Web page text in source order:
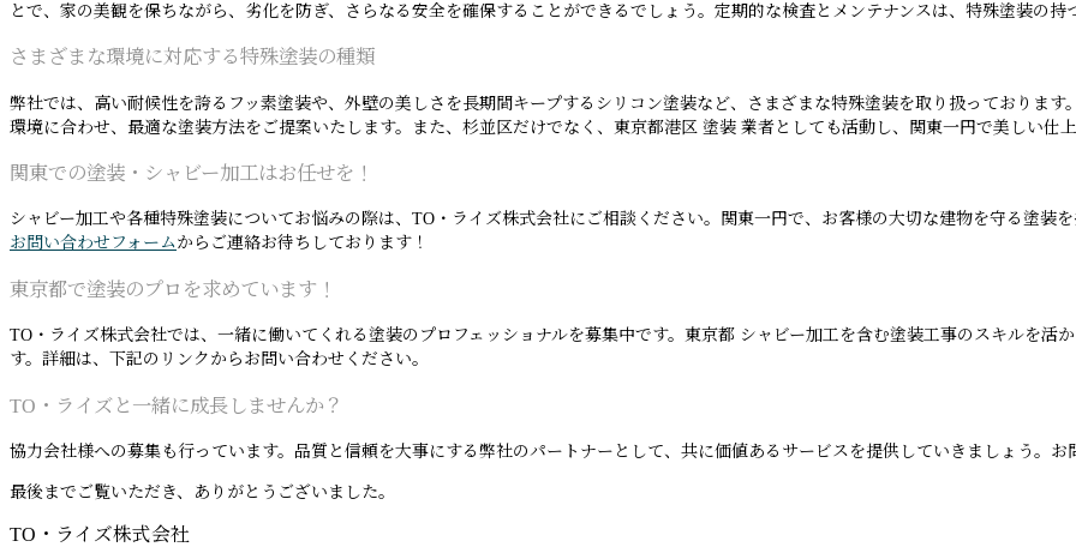
とで、家の美観を保ちながら、劣化を防ぎ、さらなる安全を確保することができるでしょう。定期的な検査とメンテナンスは、特殊塗装の持
さまざまな環境に対応する特殊塗装の種類
弊社では、高い耐候性を誇るフッ素塗装や、外壁の美しさを長期間キープするシリコン塗装など、さまざまな特殊塗装を取り扱っておりま
環境に合わせ、最適な塗装方法をご提案いたします。また、杉並区だけでなく、東京都港区 塗装 業者としても活動し、関東一円で美しい仕
関東での塗装・シャビー加工はお任せを！
シャビー加工や各種特殊塗装についてお悩みの際は、TO・ライズ株式会社にご相談ください。関東一円で、お客様の大切な建物を守る塗装
お問い合わせフォームからご連絡お待ちしております！
東京都で塗装のプロを求めています！
TO・ライズ株式会社では、一緒に働いてくれる塗装のプロフェッショナルを募集中です。東京都 シャビー加工を含む塗装工事のスキルを活
す。詳細は、下記のリンクからお問い合わせください。
TO・ライズと一緒に成長しませんか？
協力会社様への募集も行っています。品質と信頼を大事にする弊社のパートナーとして、共に価値あるサービスを提供していきましょう。お
最後までご覧いただき、ありがとうございました。
TO・ライズ株式会社